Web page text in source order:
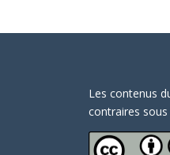
Les contenus
contraires